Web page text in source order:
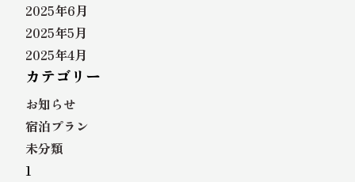
2025年6月
2025年5月
2025年4月
カテゴリー
お知らせ
宿泊プラン
未分類
1